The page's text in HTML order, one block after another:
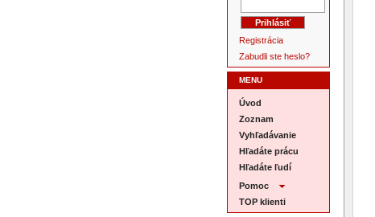
Registrácia
Zabudli ste heslo?
MENU
Úvod
Zoznam
Vyhľadávanie
Hľadáte prácu
Hľadáte ľudí
Pomoc
TOP klienti